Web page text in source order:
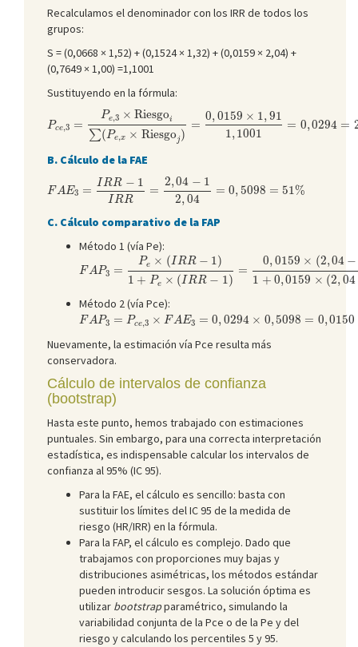
Recalculamos el denominador con los IRR de todos los
grupos:
S = (0,0668 × 1,52) + (0,1524 × 1,32) + (0,0159 × 2,04) +
(0,7649 × 1,00) =1,1001
Sustituyendo en la fórmula:
Pce,3 =
Pe,3 × Riesgoi
∑(Pe,x × Riesgoj)
=
0, 0159 × 1, 91
1, 1001
= 0,0294 =
3× Riesgoi∑(P Riesgo )=0 0159×
B. Cálculo de la FAE
FAE3 =
IRR − 1
I RR
=
2,04 − 1
2, 04
= 0, 5098 = 51%
−1IRR 2, 12 ,04 0,
C. Cálculo comparativo de la FAP
Método 1 (vía Pe):
FAP3 =
Pe × (IRR − 1)
1 + Pe × (IRR − 1)
=
0, 0159 × (2,04 −
1 + 0,0159 × (2, 04
F AP3 =P e ×(IRR −1 )1+Pe R R 0159×(2, 04 −1 1 +
Método 2 (vía Pce):
FAP3 = Pce,3 × FAE3 = 0, 0294 × 0,5098 = 0,0150
FA P 3= e,3 A E3=0,0294× 0,5098 = 0, 0150= 5%
Nuevamente, la estimación vía Pce resulta más
conservadora.
Cálculo de intervalos de confianza
(bootstrap)
Hasta este punto, hemos trabajado con estimaciones
puntuales. Sin embargo, para una correcta interpretación
estadística, es indispensable calcular los intervalos de
confianza al 95% (IC 95).
Para la FAE, el cálculo es sencillo: basta con
sustituir los límites del IC 95 de la medida de
riesgo (HR/IRR) en la fórmula.
Para la FAP, el cálculo es complejo. Dado que
trabajamos con proporciones muy bajas y
distribuciones asimétricas, los métodos estándar
pueden introducir sesgos. La solución óptima es
utilizar bootstrapparamétrico, simulando la
variabilidad conjunta de la Pce o de la Pe y del
riesgo y calculando los percentiles 5 y 95.